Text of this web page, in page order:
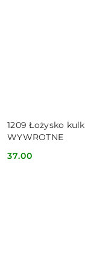
1209 Łożysko
WYWROTNE
Cena:
37.00